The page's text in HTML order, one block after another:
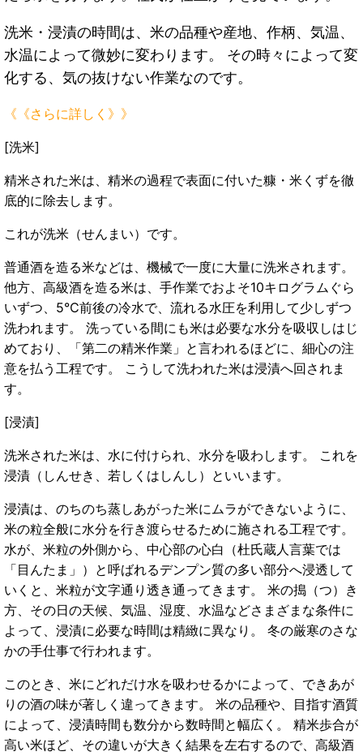
洗米・浸漬の時間は、米の品種や産地、作柄、気温、
水温によって微妙に変わります。 その時々によって変
化する、気の抜けない作業なのです。
《《さらに詳しく》》
[洗米]
精米された米は、精米の過程で表面に付いた糠・米くずを徹
底的に除去します。
これが洗米（せんまい）です。
普通酒を造る米などは、機械で一度に大量に洗米されます。
他方、高級酒を造る米は、手作業でおよそ10キログラムぐら
いずつ、5℃前後の冷水で、流れる水圧を利用して少しずつ
洗われます。 洗っている間にも米は必要な水分を吸収しはじ
めており、「第二の精米作業」と言われるほどに、細心の注
意を払う工程です。 こうして洗われた米は浸漬へ回されま
す。
[浸漬]
洗米された米は、水に付けられ、水分を吸わします。 これを
浸漬（しんせき、若しくはしんし）といいます。
浸漬は、のちのち蒸しあがった米にムラができないように、
米の粒全般に水分を行き渡らせるために施される工程です。
水が、米粒の外側から、中心部の心白（杜氏蔵人言葉では
「目んたま」）と呼ばれるデンプン質の多い部分へ浸透して
いくと、米粒が文字通り透き通ってきます。 米の搗（つ）き
方、その日の天候、気温、湿度、水温などさまざまな条件に
よって、浸漬に必要な時間は精緻に異なり。 冬の厳寒のさな
かの手仕事で行われます。
このとき、米にどれだけ水を吸わせるかによって、できあが
りの酒の味が著しく違ってきます。 米の品種や、目指す酒質
によって、浸漬時間も数分から数時間と幅広く。 精米歩合が
高い米ほど、その違いが大きく結果を左右するので、高級酒